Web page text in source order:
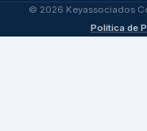
© 2026 Keyassociados
Política de